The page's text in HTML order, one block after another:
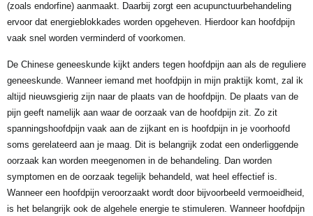
(zoals endorfine) aanmaakt. Daarbij zorgt een acupunctuurbehandeling
ervoor dat energieblokkades worden opgeheven. Hierdoor kan hoofdpijn
vaak snel worden verminderd of voorkomen.
De Chinese geneeskunde kijkt anders tegen hoofdpijn aan als de reguliere
geneeskunde. Wanneer iemand met hoofdpijn in mijn praktijk komt, zal ik
altijd nieuwsgierig zijn naar de plaats van de hoofdpijn. De plaats van de
pijn geeft namelijk aan waar de oorzaak van de hoofdpijn zit. Zo zit
spanningshoofdpijn vaak aan de zijkant en is hoofdpijn in je voorhoofd
soms gerelateerd aan je maag. Dit is belangrijk zodat een onderliggende
oorzaak kan worden meegenomen in de behandeling. Dan worden
symptomen en de oorzaak tegelijk behandeld, wat heel effectief is.
Wanneer een hoofdpijn veroorzaakt wordt door bijvoorbeeld vermoeidheid,
is het belangrijk ook de algehele energie te stimuleren. Wanneer hoofdpijn